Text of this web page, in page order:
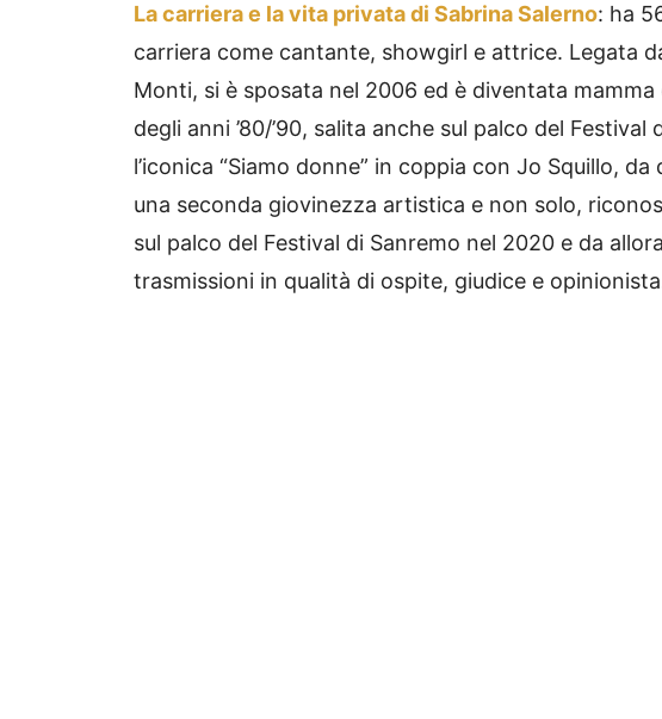
La carriera e la vita privata di Sabrina Salerno: ha
carriera come cantante, showgirl e attrice. Legata
Monti, si è sposata nel 2006 ed è diventata
degli anni ’80/’90, salita anche sul palco del
l’iconica “Siamo donne” in coppia con Jo Squillo,
una seconda giovinezza artistica e non solo,
sul palco del Festival di Sanremo nel 2020 e da
trasmissioni in qualità di ospite, giudice e